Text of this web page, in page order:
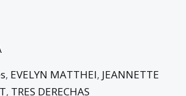
, EVELYN MATTHEI, JEANNETTE
, TRES DERECHAS